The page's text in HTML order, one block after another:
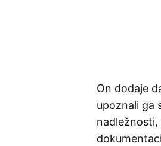
On dodaje
upoznali ga